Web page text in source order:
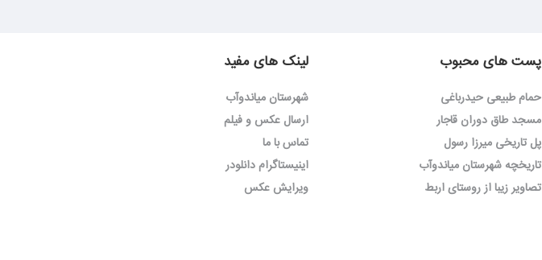
پست های محبوب
حمام طبیعی حیدرباغی
مسجد طاق دوران قاجار
پل تاریخی میرزا رسول
تاریخچه شهرستان میاندوآب
تصاویر زیبا از روستای اربط
لینک های مفید
شهرستان میاندوآب
ارسال عکس و فیلم
تماس با ما
اینیستاگرام دانلودر
ویرایش عکس